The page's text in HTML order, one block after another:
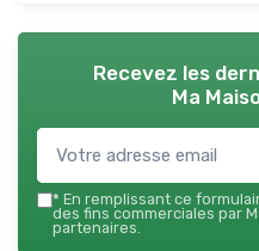
Recevez les
Ma
* En remplissant ce
des fins commerciales par
partenaires.